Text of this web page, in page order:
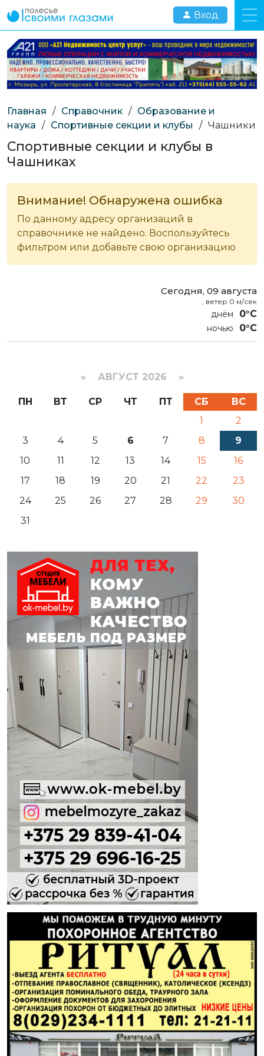
Вход
Главная / Справочник / Образование и
наука / Спортивные секции и клубы / Чашники
Спортивные секции и клубы в
Чашниках
Внимание! Обнаружена ошибка
По данному адресу организаций в
справочнике не найдено. Воспользуйтесь
фильтром или добавьте свою организацию
Сегодня, 09 августа
, ветер 0 м/сек
0°C
0°C
« АВГУСТ 2026 »
ПН ВТ СР ЧТ ПТ СБ
ВС
1
2
3
4 5 6 7 8
9
10
11 12 13 14 15
16
17
18 19 20 21 22
23
24
25 26 27 28 29
30
31